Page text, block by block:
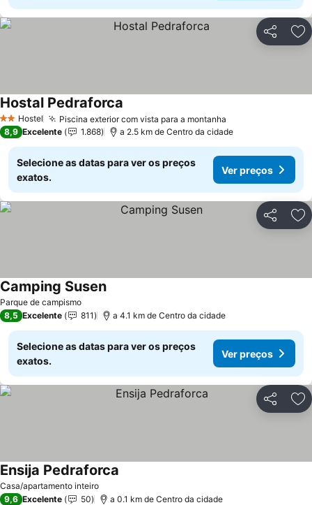
Partilhar
2 Estrelas
Hostel Piscina exterior com vista para a montanha
Hostal Pedraforca
8,9 Excelente 1.868 a 2.5 km de Centro da cidade
Selecione as datas para ver os preços
exatos.
Ver preços
Partilhar
Parque de campismo
Camping Susen
8,5 Excelente 811 a 4.1 km de Centro da cidade
Selecione as datas para ver os preços
exatos.
Ver preços
Partilhar
Casa/apartamento inteiro
Ensija Pedraforca
9,6 Excelente 50 a 0.1 km de Centro da cidade